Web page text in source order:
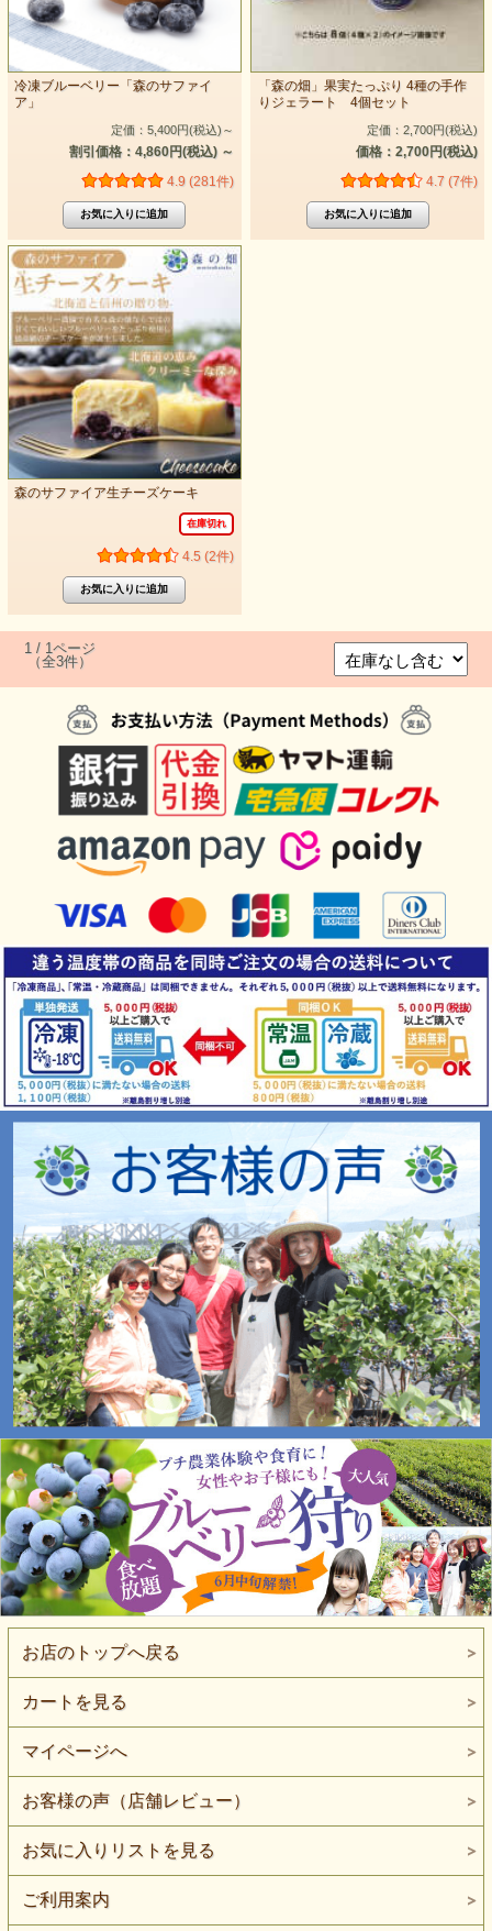
冷凍ブルーベリー「森のサファイ
ア」
定価：5,400円(税込)～
割引価格：4,860円(税込) ～
4.9 (281件)
「森の畑」果実たっぷり 4種の手作
りジェラート 4個セット
定価：2,700円(税込)
価格：2,700円(税込)
4.7 (7件)
森のサファイア生チーズケーキ
在庫切れ
4.5 (2件)
1 / 1ページ
（全3件）
お店のトップへ戻る
カートを見る
マイページへ
お客様の声（店舗レビュー）
お気に入りリストを見る
ご利用案内